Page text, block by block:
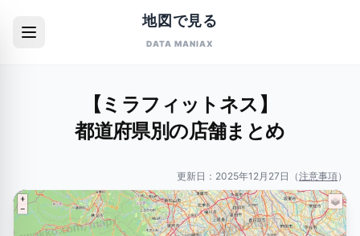
地図で見る
DATA MANIAX
【ミラフィットネス】
都道府県別の店舗まとめ
更新日： 2025年12月27日 （注意事項）